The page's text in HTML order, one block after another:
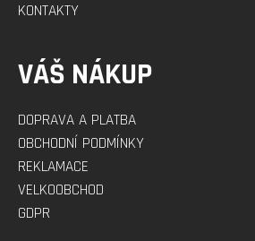
KONTAKTY
VÁŠ NÁKUP
DOPRAVA A PLATBA
OBCHODNÍ PODMÍNKY
REKLAMACE
VELKOOBCHOD
GDPR